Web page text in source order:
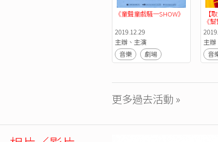
《童聲童戲騒一SHOW》
2019.12.29
主辦、主演
音樂
劇場
《
主
音
更多過去活動 »